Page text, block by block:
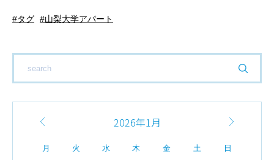
タグ 山梨大学アパート
2026年1月
月 火 水 木 金 土
日